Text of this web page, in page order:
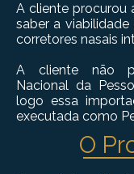
A cliente procurou
saber a
corretores nasais
A cliente não
Nacional da
logo essa
executada como
O